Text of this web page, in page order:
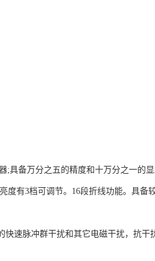
;具备万分之五的精度和十万分之一的
度有3档可调节。16段折线功能。具备
速脉冲群干扰和其它电磁干扰，抗干